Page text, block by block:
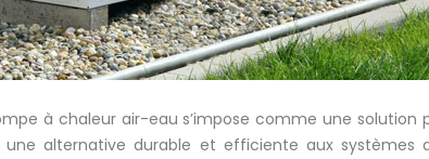
à chaleur air-eau s’impose comme une
alternative durable et efficiente aux systèmes